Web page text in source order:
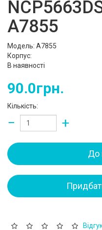
A7855
Модель: A7855
Корпус:
В наявності
90.0грн.
Кількість:
− +
До